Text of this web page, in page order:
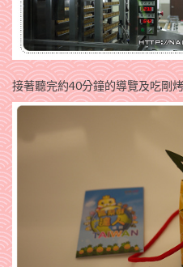
接著聽完約40分鐘的導覽及吃剛